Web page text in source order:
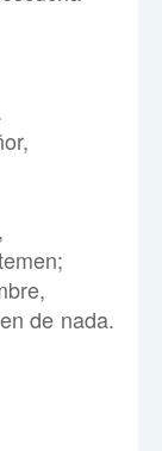
de nada.